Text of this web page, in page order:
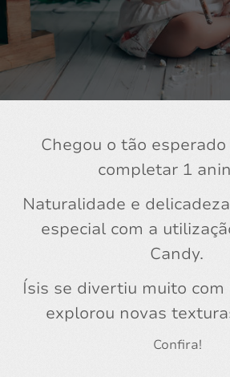
Chegou o tão
completar 1
Naturalidade e
especial com a
Candy.
Ísis se divertiu muito
explorou novas
Confira!